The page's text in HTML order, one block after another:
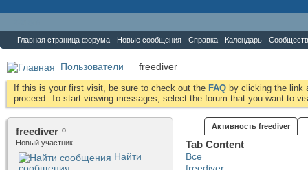
Главная страница форума Новые сообщения Справка Календарь
Пользователи freediver
If this is your first visit, be sure to check out the FAQ by clicking the link
proceed. To start viewing messages, select the forum that you want to
freediver
Новый участник
Найти
Активность freediver
Tab Content
Все